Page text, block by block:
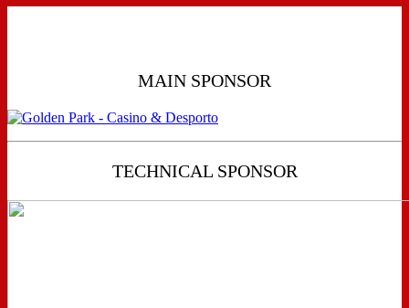
MAIN SPONSOR
TECHNICAL SPONSOR